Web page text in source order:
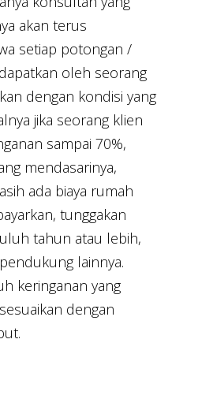
akan terus
setiap potongan /
oleh seorang
dengan kondisi yang
jika seorang klien
sampai 70%,
mendasarinya,
ada biaya rumah
tunggakan
tahun atau lebih,
lainnya.
keringanan yang
dengan